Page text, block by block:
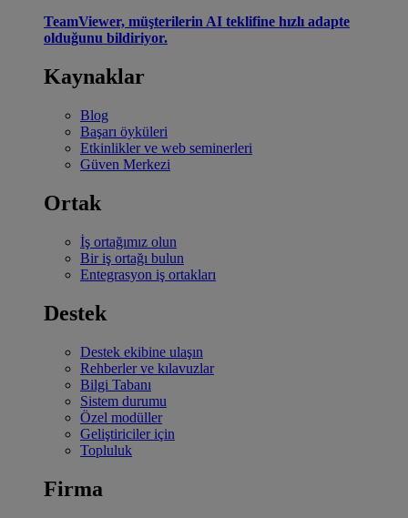
TeamViewer, müşterilerin AI teklifine hızlı adapte
olduğunu bildiriyor.
Kaynaklar
Blog
Başarı öyküleri
Etkinlikler ve web seminerleri
Güven Merkezi
Ortak
İş ortağımız olun
Bir iş ortağı bulun
Entegrasyon iş ortakları
Destek
Destek ekibine ulaşın
Rehberler ve kılavuzlar
Bilgi Tabanı
Sistem durumu
Özel modüller
Geliştiriciler için
Topluluk
Firma